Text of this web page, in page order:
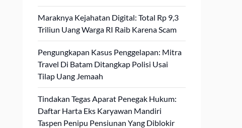
Maraknya Kejahatan Digital: Total Rp 9,3
Triliun Uang Warga RI Raib Karena Scam
Pengungkapan Kasus Penggelapan: Mitra
Travel Di Batam Ditangkap Polisi Usai
Tilap Uang Jemaah
Tindakan Tegas Aparat Penegak Hukum:
Daftar Harta Eks Karyawan Mandiri
Taspen Penipu Pensiunan Yang Diblokir